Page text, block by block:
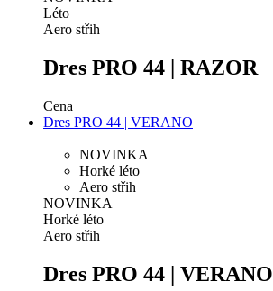
Léto
Aero střih
Dres PRO 44 | RAZOR
Cena
Dres PRO 44 | VERANO
NOVINKA
Horké léto
Aero střih
NOVINKA
Horké léto
Aero střih
Dres PRO 44 | VERANO